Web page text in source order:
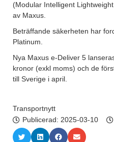
(Modular Intelligent
av Maxus.
Beträffande säkerheten har
Platinum.
Nya Maxus e-Deliver 5
kronor (exkl moms) och de
till Sverige i april.
Transportnytt
Publicerad: 2025-03-10